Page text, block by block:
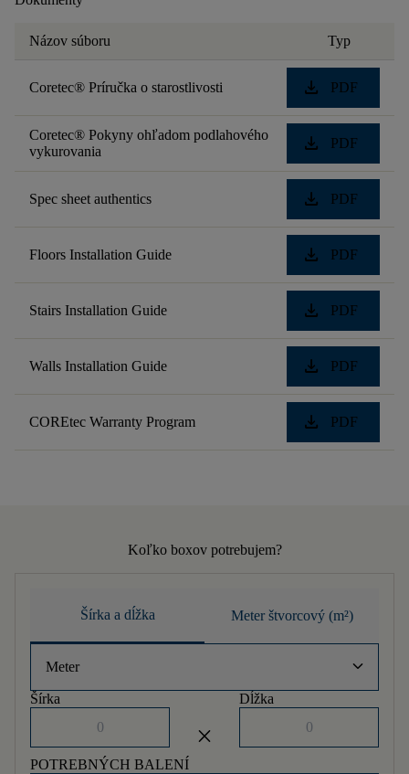
Názov súboru Typ
Coretec® Príručka o starostlivosti download PDF
Coretec® Pokyny ohľadom podlahového
vykurovania
download PDF
Spec sheet authentics download PDF
Floors Installation Guide download PDF
Stairs Installation Guide download PDF
Walls Installation Guide download PDF
COREtec Warranty Program download PDF
Koľko boxov potrebujem?
Šírka a dĺžka Meter štvorcový (m²)
Meter keyboard_arrow_down
Šírka
close
Dĺžka
POTREBNÝCH BALENÍ